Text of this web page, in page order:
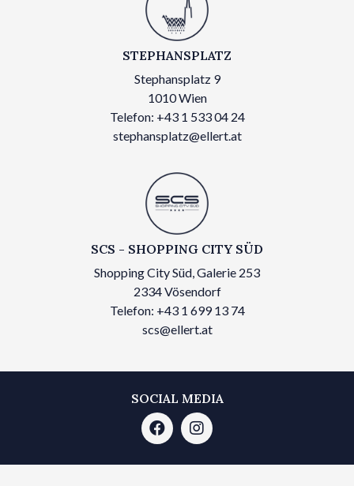
STEPHANSPLATZ
Stephansplatz 9
1010 Wien
Telefon: +43 1 533 04 24
stephansplatz@ellert.at
SCS - SHOPPING CITY SÜD
Shopping City Süd, Galerie 253
2334 Vösendorf
Telefon: +43 1 699 13 74
scs@ellert.at
SOCIAL MEDIA